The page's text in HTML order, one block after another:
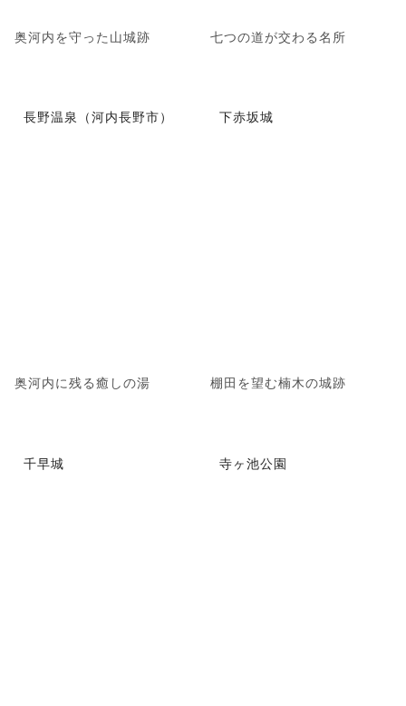
奥河内を守った山城跡 七つの道が交わる名所
長野温泉（河内長野市）
奥河内に残る癒しの湯
下赤坂城
棚田を望む楠木の城跡
千早城 寺ヶ池公園